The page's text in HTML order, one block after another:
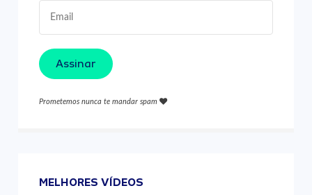
Assinar
Prometemos nunca te mandar spam
MELHORES VÍDEOS